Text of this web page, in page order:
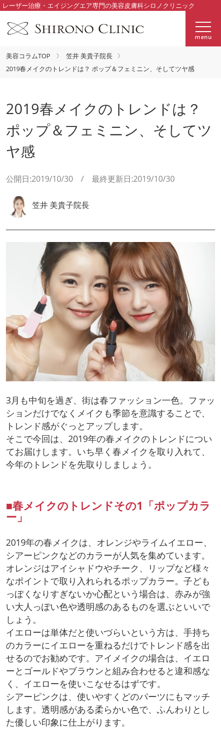
レーザー治療・エイジングエア専門の美容皮膚科シロノクリニック
menu
美容コラムTOP
笠井 美貴子院長
2019春メイクのトレンドは？ ポップ＆フェミニン、そしてツヤ感
2019春メイクのトレンドは？
ポップ＆フェミニン、そしてツ
ヤ感
公開日:2019/10/30 / 最終更新日:2019/10/30
笠井 美貴子院長
3月も中旬を過ぎ、街は春ファッション一色。ファッ
ションだけでなくメイクも季節を意識することで、
トレンド感がぐっとアップします。
そこで今回は、2019年の春メイクのトレンドについ
てお届けします。いち早く春メイクを取り入れて、
今年のトレンドを先取りしましょう。
■春メイクのトレンドその1「ポップカラ
ー」
2019年の春メイクは、オレンジやライムイエロー、
シアーピンクなどのカラーが人気を集めています。
オレンジはアイシャドウやチーク、リップなど様々
なポイントで取り入れられるポップカラー。子ども
っぽくなりすぎないか心配という場合は、赤みが強
い大人っぽい色や透明感のあるものを選ぶといいで
しょう。
イエローは単体だと使いづらいという方は、手持ち
のカラーにイエローを重ねるだけでトレンド感を出
せるのでお勧めです。アイメイクの場合は、イエロ
ーとゴールドやブラウンと組み合わせると違和感な
く、イエローを使いこなせるはずです。
シアーピンクは、使いやすくどのパーツにもマッチ
します。透明感がある柔らかい色で、ふんわりとし
た優しい印象に仕上がります。